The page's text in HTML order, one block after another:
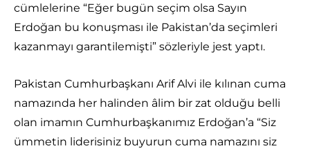
cümlelerine “Eğer bugün seçim olsa Sayın
Erdoğan bu konuşması ile Pakistan’da seçimleri
kazanmayı garantilemişti” sözleriyle jest yaptı.
Pakistan Cumhurbaşkanı Arif Alvi ile kılınan cuma
namazında her halinden âlim bir zat olduğu belli
olan imamın Cumhurbaşkanımız Erdoğan’a “Siz
ümmetin liderisiniz buyurun cuma namazını siz